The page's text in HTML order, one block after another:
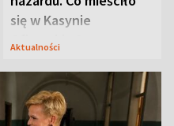
się w Kasynie
Oficerskim?
Aktualności